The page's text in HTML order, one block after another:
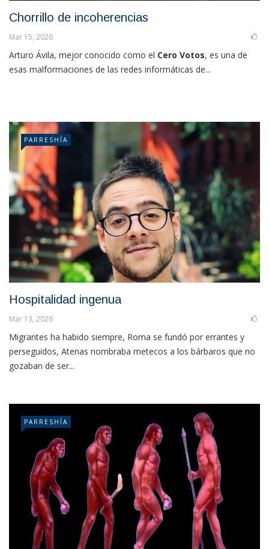
Chorrillo de incoherencias
Mar 15, 2026
Arturo Ávila, mejor conocido como el Cero Votos, es una de
esas malformaciones de las redes informáticas de...
PARRESHÍA
Hospitalidad ingenua
Mar 13, 2026
Migrantes ha habido siempre, Roma se fundó por errantes y
perseguidos, Atenas nombraba metecos a los bárbaros que no
gozaban de ser...
PARRESHÍA